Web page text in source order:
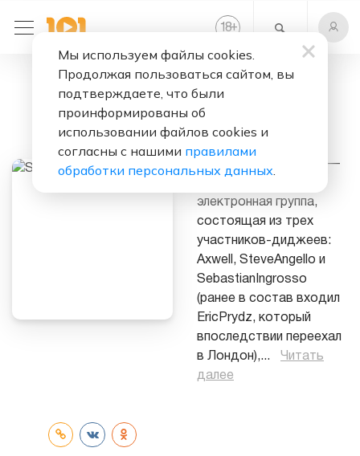
18+
Swedish House
Mafia
Swedish House Mafia —
электронная группа,
состоящая из трех
участников-диджеев:
Axwell, SteveAngello и
SebastianIngrosso
(ранее в состав входил
EricPrydz, который
впоследствии переехал
в Лондон),...
Читать
далее
Мы используем файлы cookies.
Продолжая пользоваться сайтом, вы
подтверждаете, что были
проинформированы об
использовании файлов cookies и
согласны с нашими правилами
обработки персональных данных.